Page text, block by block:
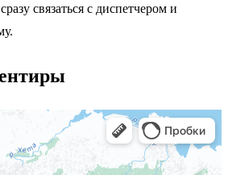
связаться с диспетчером и